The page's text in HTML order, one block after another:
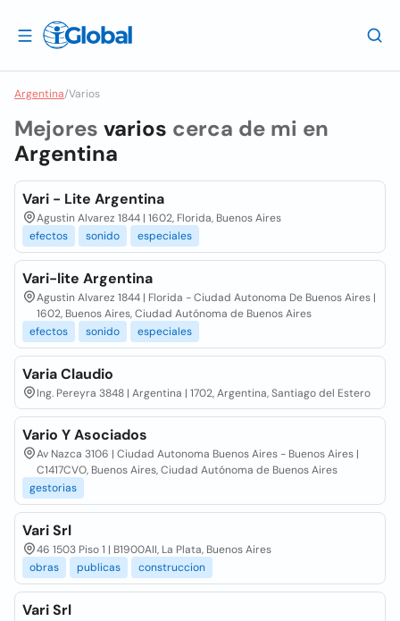
Argentina/Varios
Mejores varios cerca de mi en
Argentina
Vari - Lite Argentina
Agustin Alvarez 1844 | 1602, Florida, Buenos Aires
efectos
sonido especiales
Vari-lite Argentina
Agustin Alvarez 1844 | Florida - Ciudad Autonoma De Buenos Aires |
1602, Buenos Aires, Ciudad Autónoma de Buenos Aires
efectos
sonido especiales
Varia Claudio
Ing. Pereyra 3848 | Argentina | 1702, Argentina, Santiago del Estero
Vario Y Asociados
Av Nazca 3106 | Ciudad Autonoma Buenos Aires - Buenos Aires |
C1417CVO, Buenos Aires, Ciudad Autónoma de Buenos Aires
gestorias
Vari Srl
46 1503 Piso 1 | B1900AII, La Plata, Buenos Aires
obras
publicas construccion
Vari Srl